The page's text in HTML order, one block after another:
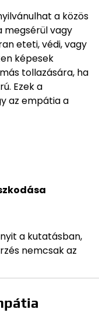
a közös
megsérül vagy
eteti, védi, vagy
képesek
tollazására, ha
Ezek a
az empátia a
a kutatásban,
nemcsak az